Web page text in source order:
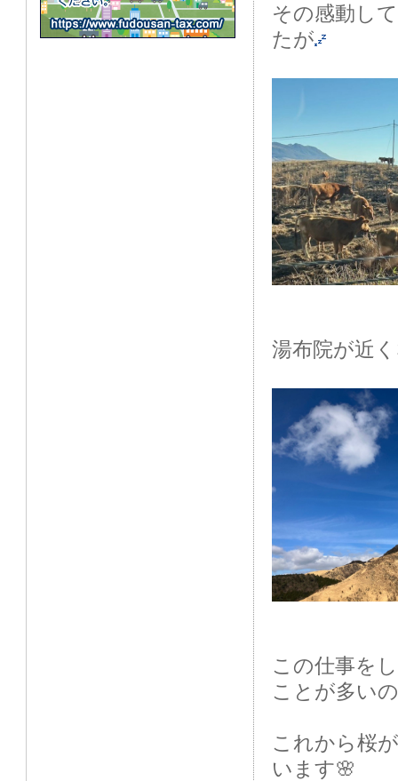
その感動し
たが
湯布院が近
この仕事を
ことが多い
これから桜
います🌸